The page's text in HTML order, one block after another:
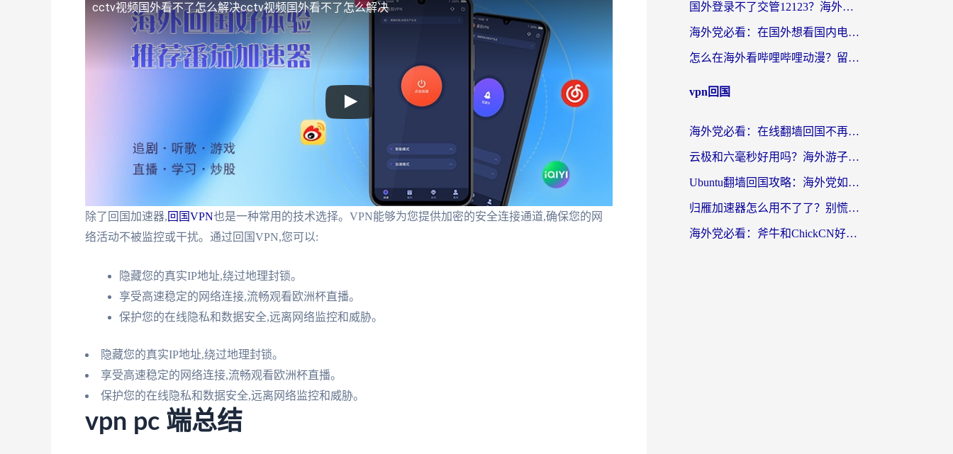
cctv视频国外看不了怎么解决cctv视频国外看不了怎么解决
除了回国加速器,回国VPN也是一种常用的技术选择。VPN能够为您提供加密的安全连接通道,确保您的网
络活动不被监控或干扰。通过回国VPN,您可以:
隐藏您的真实IP地址,绕过地理封锁。
享受高速稳定的网络连接,流畅观看欧洲杯直播。
保护您的在线隐私和数据安全,远离网络监控和威胁。
隐藏您的真实IP地址,绕过地理封锁。
享受高速稳定的网络连接,流畅观看欧洲杯直播。
保护您的在线隐私和数据安全,远离网络监控和威胁。
vpn pc 端总结
国外登录不了交管12123？海外华人亲测有效的回国加速器选择指南
海外党必看：在国外想看国内电视剧用什么软件？3步解决地域限制
怎么在海外看哔哩哔哩动漫？留学生亲测有效的回国加速方案
vpn回国
海外党必看：在线翻墙回国不再难！教你选对加速器无缝刷国内资源
云极和六毫秒好用吗？海外游子解锁国内资源的真实答案
Ubuntu翻墙回国攻略：海外党如何选对加速器，无缝刷国内剧玩游戏？
归雁加速器怎么用不了了？别慌，这篇指南教你如何丝滑“回家”
海外党必看：斧牛和ChickCN好用吗？3款热门加速器实测+番茄加速器深度体验